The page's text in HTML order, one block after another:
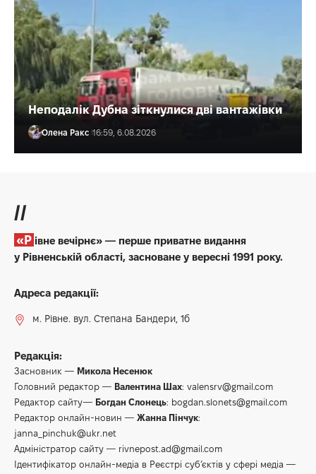
Неподалік Дубна зіткнулися дві вантажівки
Олена Ракс 16:59, 6.08.2026
//
«Рівне вечірнє» — перше приватне видання
у Рівненській області, засноване у вересні 1991 року.
Адреса редакції:
м. Рівне. вул. Степана Бандери, 1б
Редакція:
Засновник — Микола Несенюк
Головний редактор — Валентина Шах: valensrv@gmail.com
Редактор сайту— Богдан Слонець: bogdan.slonets@gmail.com
Редактор онлайн-новин — Жанна Пінчук:
janna_pinchuk@ukr.net
Адміністратор сайту — rivnepost.ad@gmail.com
Ідентифікатор онлайн-медіа в Реєстрі суб’єктів у сфері медіа —